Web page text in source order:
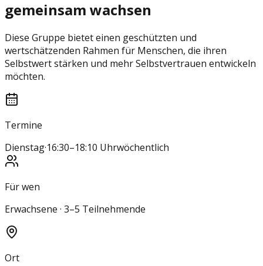
gemeinsam wachsen
Diese Gruppe bietet einen geschützten und
wertschätzenden Rahmen für Menschen, die ihren
Selbstwert stärken und mehr Selbstvertrauen entwickeln
möchten.
Termine
Dienstag·16:30–18:10 Uhrwöchentlich
Für wen
Erwachsene · 3–5 Teilnehmende
Ort